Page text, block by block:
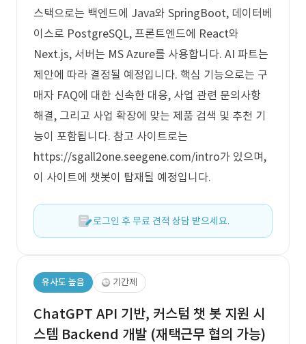
스택으로는 백엔드에 Java와 SpringBoot, 데이터베
이스로 PostgreSQL, 프론트엔드에 React와
Next.js, 서버는 MS Azure를 사용합니다. AI 파트는
제안에 따라 결정될 예정입니다. 핵심 기능으로는 구
매자 FAQ에 대한 신속한 대응, 사업 관련 문의사항
해결, 그리고 사업 확장에 맞는 제품 검색 및 추천 기
능이 포함됩니다. 참고 사이트로는
https://sgall2one.seegene.com/intro가 있으며,
이 사이트에 챗봇이 탑재될 예정입니다.
로그인 후 무료 견적 상담 받으세요.
유사도 높음 기간제
ChatGPT API 기반, 커스텀 챗 봇 지원 시
스템 Backend 개발 (재택근무 협의 가능)